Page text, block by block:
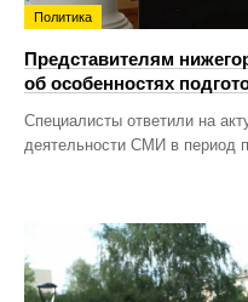
Политика
Представителям
об особенностях
Специалисты ответили на
деятельности СМИ в период